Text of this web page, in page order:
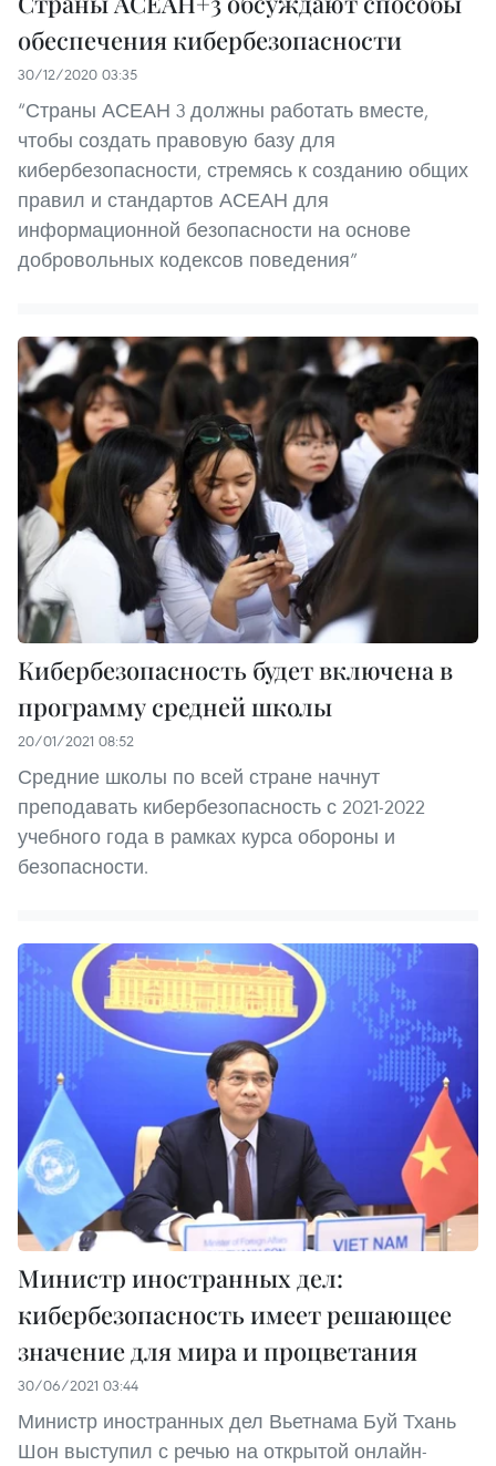
обеспечения кибербезопасности
30/12/2020 03:35
“Страны АСЕАН 3 должны работать вместе,
чтобы создать правовую базу для
кибербезопасности, стремясь к созданию общих
правил и стандартов АСЕАН для
информационной безопасности на основе
добровольных кодексов поведения”
Кибербезопасность будет включена в
программу средней школы
20/01/2021 08:52
Средние школы по всей стране начнут
преподавать кибербезопасность с 2021-2022
учебного года в рамках курса обороны и
безопасности.
Министр иностранных дел:
кибербезопасность имеет решающее
значение для мира и процветания
30/06/2021 03:44
Министр иностранных дел Вьетнама Буй Тхань
Шон выступил с речью на открытой онлайн-